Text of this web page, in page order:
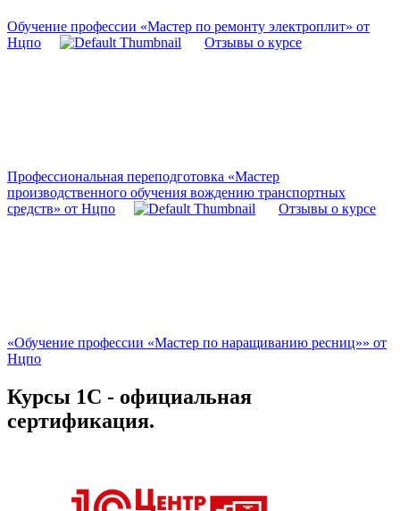
Обучение профессии «Мастер по ремонту электроплит» от
Нцпо
Отзывы о курсе
Профессиональная переподготовка «Мастер
производственного обучения вождению транспортных
средств» от Нцпо
Отзывы о курсе
«Обучение профессии «Мастер по наращиванию ресниц»» от
Нцпо
Курсы 1С - официальная
сертификация.